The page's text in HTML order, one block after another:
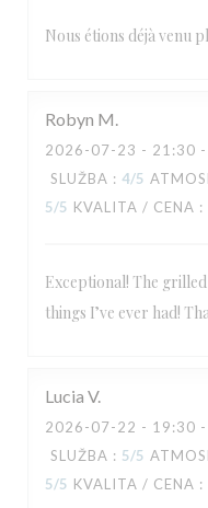
Nous étions déjà venu
Robyn M
2026-07-23 - 21:30 -
SLUŽBA : 4/5
5/5 KVALITA / CENA :
Exceptional! The
things I’ve ever had!
Lucia V
2026-07-22 - 19:30 -
SLUŽBA : 5/5
5/5 KVALITA / CENA :